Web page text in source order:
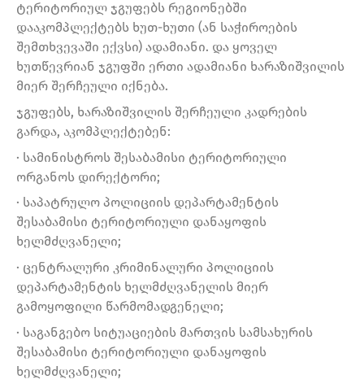
ტერიტორიულ ჯგუფებს რეგიონებში
დააკომპლექტებს ხუთ-ხუთი (ან საჭიროების
შემთხვევაში ექვსი) ადამიანი. და ყოველ
ხუთწევრიან ჯგუფში ერთი ადამიანი ხარაზიშვილის
მიერ შერჩეული იქნება.
ჯგუფებს, ხარაზიშვილის შერჩეული კადრების
გარდა, აკომპლექტებენ:
· სამინისტროს შესაბამისი ტერიტორიული
ორგანოს დირექტორი;
· საპატრულო პოლიციის დეპარტამენტის
შესაბამისი ტერიტორიული დანაყოფის
ხელმძღვანელი;
· ცენტრალური კრიმინალური პოლიციის
დეპარტამენტის ხელმძღვანელის მიერ
გამოყოფილი წარმომადგენელი;
· საგანგებო სიტუაციების მართვის სამსახურის
შესაბამისი ტერიტორიული დანაყოფის
ხელმძღვანელი;